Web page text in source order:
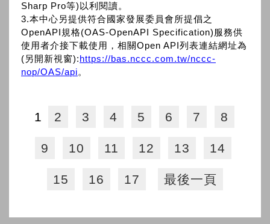
Sharp Pro等)以利閱讀。
3.本中心另提供符合國家發展委員會所提倡之
OpenAPI規格(OAS-OpenAPI Specification)服務供
使用者介接下載使用，相關Open API列表連結網址為
(另開新視窗):https://bas.nccc.com.tw/nccc-
nop/OAS/api。
1 2 3 4 5 6 7 8
9 10 11 12 13 14
15 16 17 最後一頁